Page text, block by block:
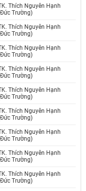
Thích Nguyên Hạnh
Trường)
Thích Nguyên Hạnh
Trường)
Thích Nguyên Hạnh
Trường)
Thích Nguyên Hạnh
Trường)
Thích Nguyên Hạnh
Trường)
Thích Nguyên Hạnh
Trường)
Thích Nguyên Hạnh
Trường)
Thích Nguyên Hạnh
Trường)
Thích Nguyên Hạnh
Trường)